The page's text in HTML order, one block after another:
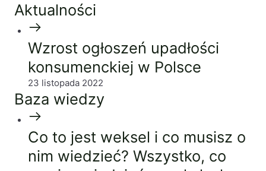
Aktualności
Wzrost ogłoszeń upadłości
konsumenckiej w Polsce
23 listopada 2022
Baza wiedzy
Co to jest weksel i co musisz o
nim wiedzieć? Wszystko, co